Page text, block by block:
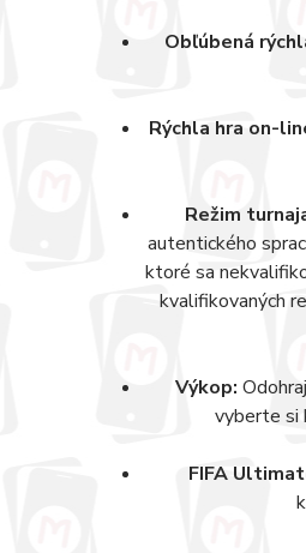
Obľúbená
Rýchla hra on-
Režim
autentického
ktoré sa
kvalifikovaných
Výkop:
vyberte si
FIFA